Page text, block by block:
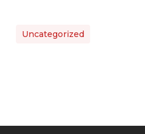
Uncategorized